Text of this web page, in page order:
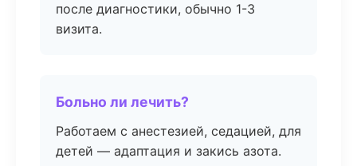
после диагностики, обычно 1-3
визита.
Больно ли лечить?
Работаем с анестезией, седацией, для
детей — адаптация и закись азота.